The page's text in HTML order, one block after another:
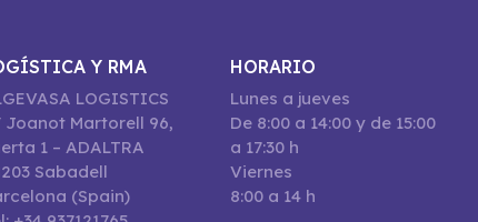
Y RMA
LOGISTICS
Joanot Martorell 96,
1 – ADALTRA
Sabadell
(Spain)
HORARIO
Lunes a jueves
De 8:00 a 14:00 y de 15:00
a 17:30 h
Viernes
8:00 a 14 h